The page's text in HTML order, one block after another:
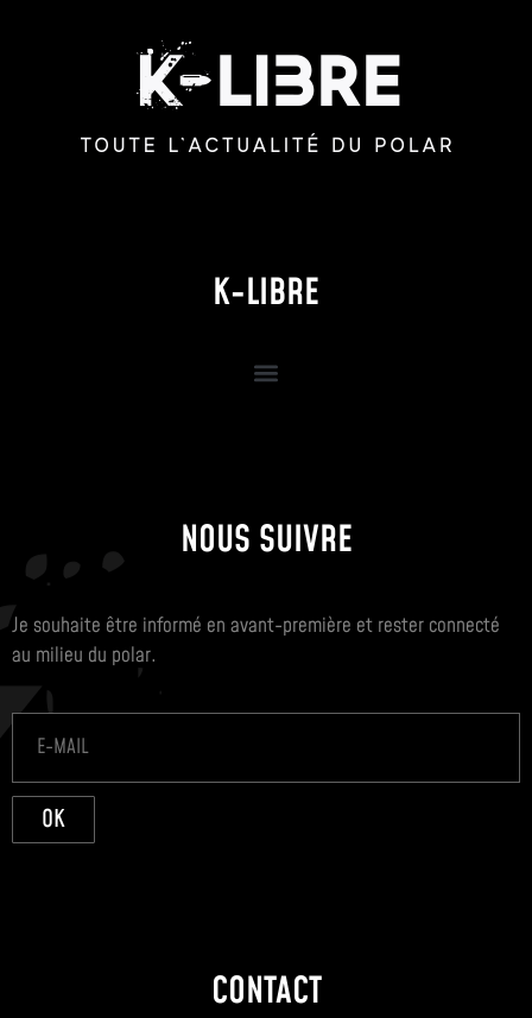
K-LIBRE
NOUS SUIVRE
Je souhaite être informé en avant-première et rester connecté
au milieu du polar.
OK
CONTACT